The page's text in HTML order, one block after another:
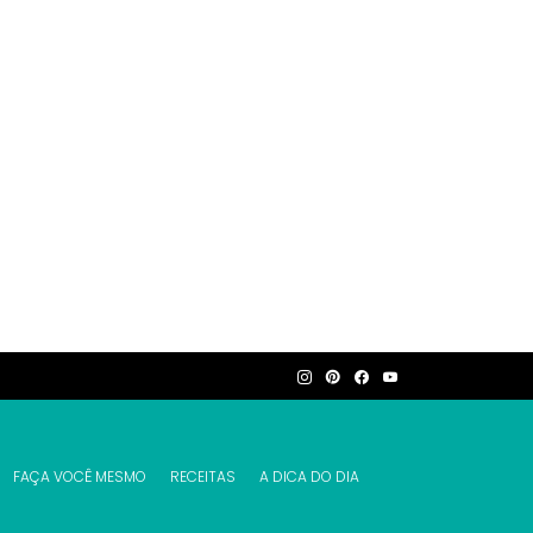
FAÇA VOCÊ MESMO RECEITAS A DICA DO DIA